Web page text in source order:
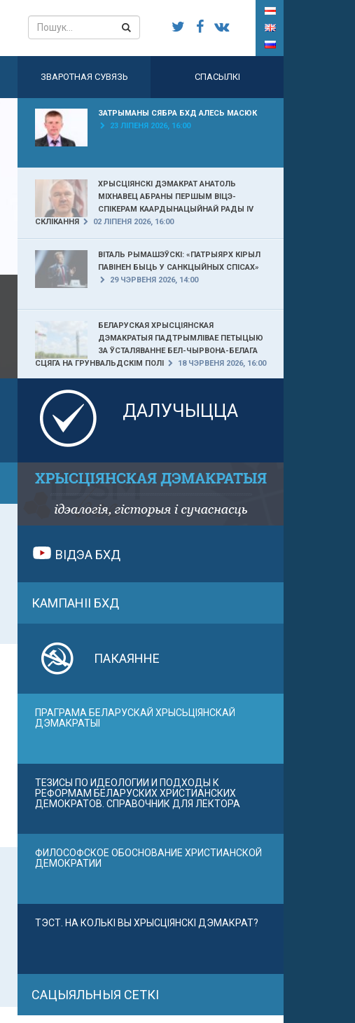
ЗВАРОТНАЯ СУВЯЗЬ СПАСЫЛКІ
ЗАТРЫМАНЫ СЯБРА БХД АЛЕСЬ МАСЮК
23 ЛІПЕНЯ 2026, 16:00
ХРЫСЦІЯНСКІ ДЭМАКРАТ АНАТОЛЬ
МІХНАВЕЦ АБРАНЫ ПЕРШЫМ ВІЦЭ-
СПІКЕРАМ КААРДЫНАЦЫЙНАЙ РАДЫ IV
СКЛІКАННЯ
02 ЛІПЕНЯ 2026, 16:00
ВІТАЛЬ РЫМАШЭЎСКІ: «ПАТРЫЯРХ КІРЫЛ
ПАВІНЕН БЫЦЬ У САНКЦЫЙНЫХ СПІСАХ»
29 ЧЭРВЕНЯ 2026, 14:00
БЕЛАРУСКАЯ ХРЫСЦІЯНСКАЯ
ДЭМАКРАТЫЯ ПАДТРЫМЛІВАЕ ПЕТЫЦЫЮ
ЗА ЎСТАЛЯВАННЕ БЕЛ-ЧЫРВОНА-БЕЛАГА
СЦЯГА НА ГРУНВАЛЬДСКІМ ПОЛІ
18 ЧЭРВЕНЯ 2026, 16:00
ДАЛУЧЫЦЦА
ВІДЭА БХД
КАМПАНІІ БХД
ПАКАЯННЕ
ПРАГРАМА БЕЛАРУСКАЙ ХРЫСЬЦІЯНСКАЙ
ДЭМАКРАТЫІ
ТЕЗИСЫ ПО ИДЕОЛОГИИ И ПОДХОДЫ К
РЕФОРМАМ БЕЛАРУСКИХ ХРИСТИАНСКИХ
ДЕМОКРАТОВ. СПРАВОЧНИК ДЛЯ ЛЕКТОРА
ФИЛОСОФСКОЕ ОБОСНОВАНИЕ ХРИСТИАНСКОЙ
ДЕМОКРАТИИ
ТЭСТ. НА КОЛЬКІ ВЫ ХРЫСЦІЯНСКІ ДЭМАКРАТ?
САЦЫЯЛЬНЫЯ СЕТКІ